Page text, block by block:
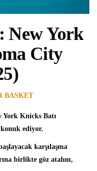
New York
City
BASKET
York Knicks Batı
konuk ediyor.
karşılaşma
birlikte göz atalım,